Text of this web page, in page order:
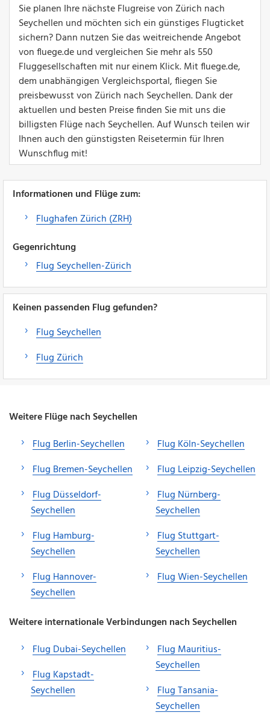
Sie planen Ihre nächste Flugreise von Zürich nach
Seychellen und möchten sich ein günstiges Flugticket
sichern? Dann nutzen Sie das weitreichende Angebot
von fluege.de und vergleichen Sie mehr als 550
Fluggesellschaften mit nur einem Klick. Mit fluege.de,
dem unabhängigen Vergleichsportal, fliegen Sie
preisbewusst von Zürich nach Seychellen. Dank der
aktuellen und besten Preise finden Sie mit uns die
billigsten Flüge nach Seychellen. Auf Wunsch teilen wir
Ihnen auch den günstigsten Reisetermin für Ihren
Wunschflug mit!
Informationen und Flüge zum:
Flughafen Zürich (ZRH)
Gegenrichtung
Flug Seychellen-Zürich
Keinen passenden Flug gefunden?
Flug Seychellen
Flug Zürich
Weitere Flüge nach Seychellen
Flug Berlin-Seychellen
Flug Bremen-Seychellen
Flug Düsseldorf-
Seychellen
Flug Hamburg-
Seychellen
Flug Hannover-
Seychellen
Flug Köln-Seychellen
Flug Leipzig-Seychellen
Flug Nürnberg-
Seychellen
Flug Stuttgart-
Seychellen
Flug Wien-Seychellen
Weitere internationale Verbindungen nach Seychellen
Flug Dubai-Seychellen
Flug Kapstadt-
Seychellen
Flug Mauritius-
Seychellen
Flug Tansania-
Seychellen